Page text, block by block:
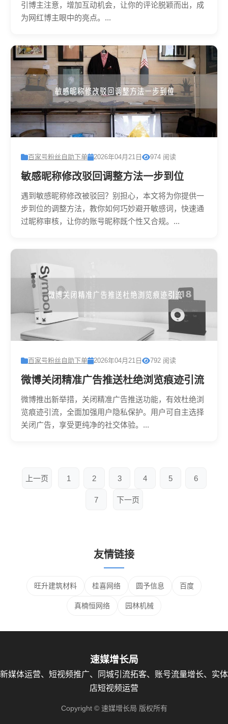
引博主注意，增加互动机会，让你的评论脱颖而出，成
为网红博主眼中的亮点。...
百家号粉丝自助下单 2026年04月21日 974 阅读
敏感昵称修改驳回调整方法一步到位
遇到敏感昵称修改被驳回？别担心，本文将为你提供一
步到位的调整方法，教你如何巧妙避开敏感词，快速通
过昵称审核，让你的账号昵称既个性又合规。...
百家号粉丝自助下单 2026年04月21日 792 阅读
微博关闭精准广告推送杜绝浏览痕迹引流
微博推出新举措，关闭精准广告推送功能，有效杜绝浏
览痕迹引流，全面加强用户隐私保护。用户可自主选择
关闭广告，享受更纯净的社交体验。...
上一页 1 2 3 4 5 6
7 下一页
友情链接
旺升建筑材料 桂喜网络 圆予信息 百度
真楠恒网络 园林机械
速媒增长局
新媒体运营、短视频推广、同城引流拓客、账号流量增长、实体
店短视频运营
Copyright © 速媒增长局 版权所有